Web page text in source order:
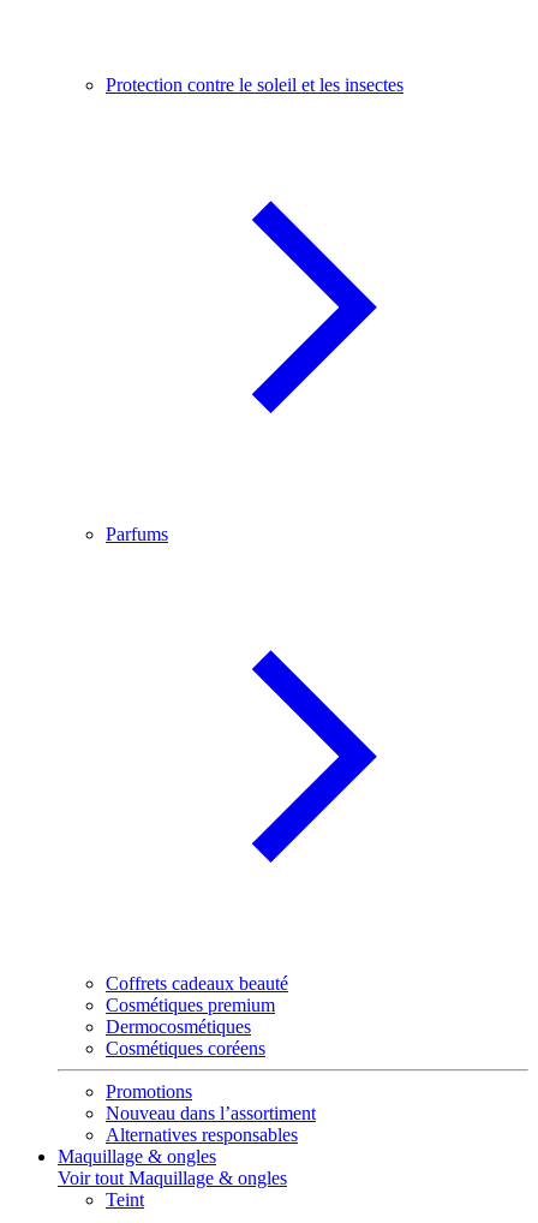
Protection contre le soleil et les insectes
Parfums
Coffrets cadeaux beauté
Cosmétiques premium
Dermocosmétiques
Cosmétiques coréens
Promotions
Nouveau dans l’assortiment
Alternatives responsables
Maquillage & ongles
Voir tout Maquillage & ongles
Teint